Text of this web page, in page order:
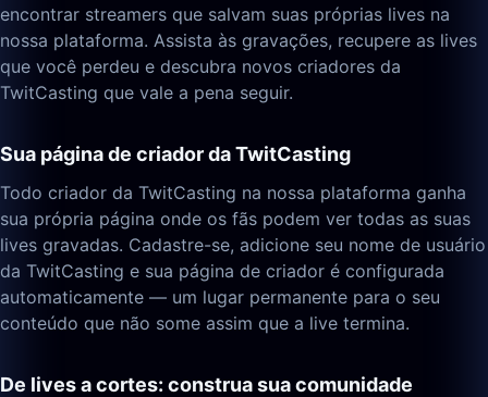
encontrar streamers que salvam suas próprias lives na
nossa plataforma. Assista às gravações, recupere as lives
que você perdeu e descubra novos criadores da
TwitCasting que vale a pena seguir.
Sua página de criador da TwitCasting
Todo criador da TwitCasting na nossa plataforma ganha
sua própria página onde os fãs podem ver todas as suas
lives gravadas. Cadastre-se, adicione seu nome de usuário
da TwitCasting e sua página de criador é configurada
automaticamente — um lugar permanente para o seu
conteúdo que não some assim que a live termina.
De lives a cortes: construa sua comunidade